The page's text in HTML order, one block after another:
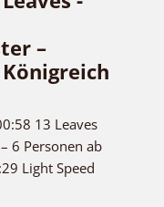
–
13 Leaves
6 Personen ab
Light Speed